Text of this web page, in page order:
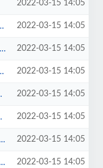
2022-03-15 14:05
2022-03-15 14:05
2022-03-15 14:05
2022-03-15 14:05
2022-03-15 14:05
2022-03-15 14:05
2022-03-15 14:05
2022-03-15 14:05